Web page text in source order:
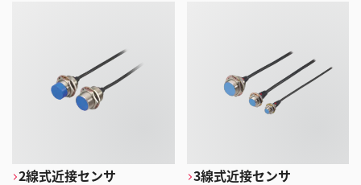
2線式近接センサ 3線式近接センサ